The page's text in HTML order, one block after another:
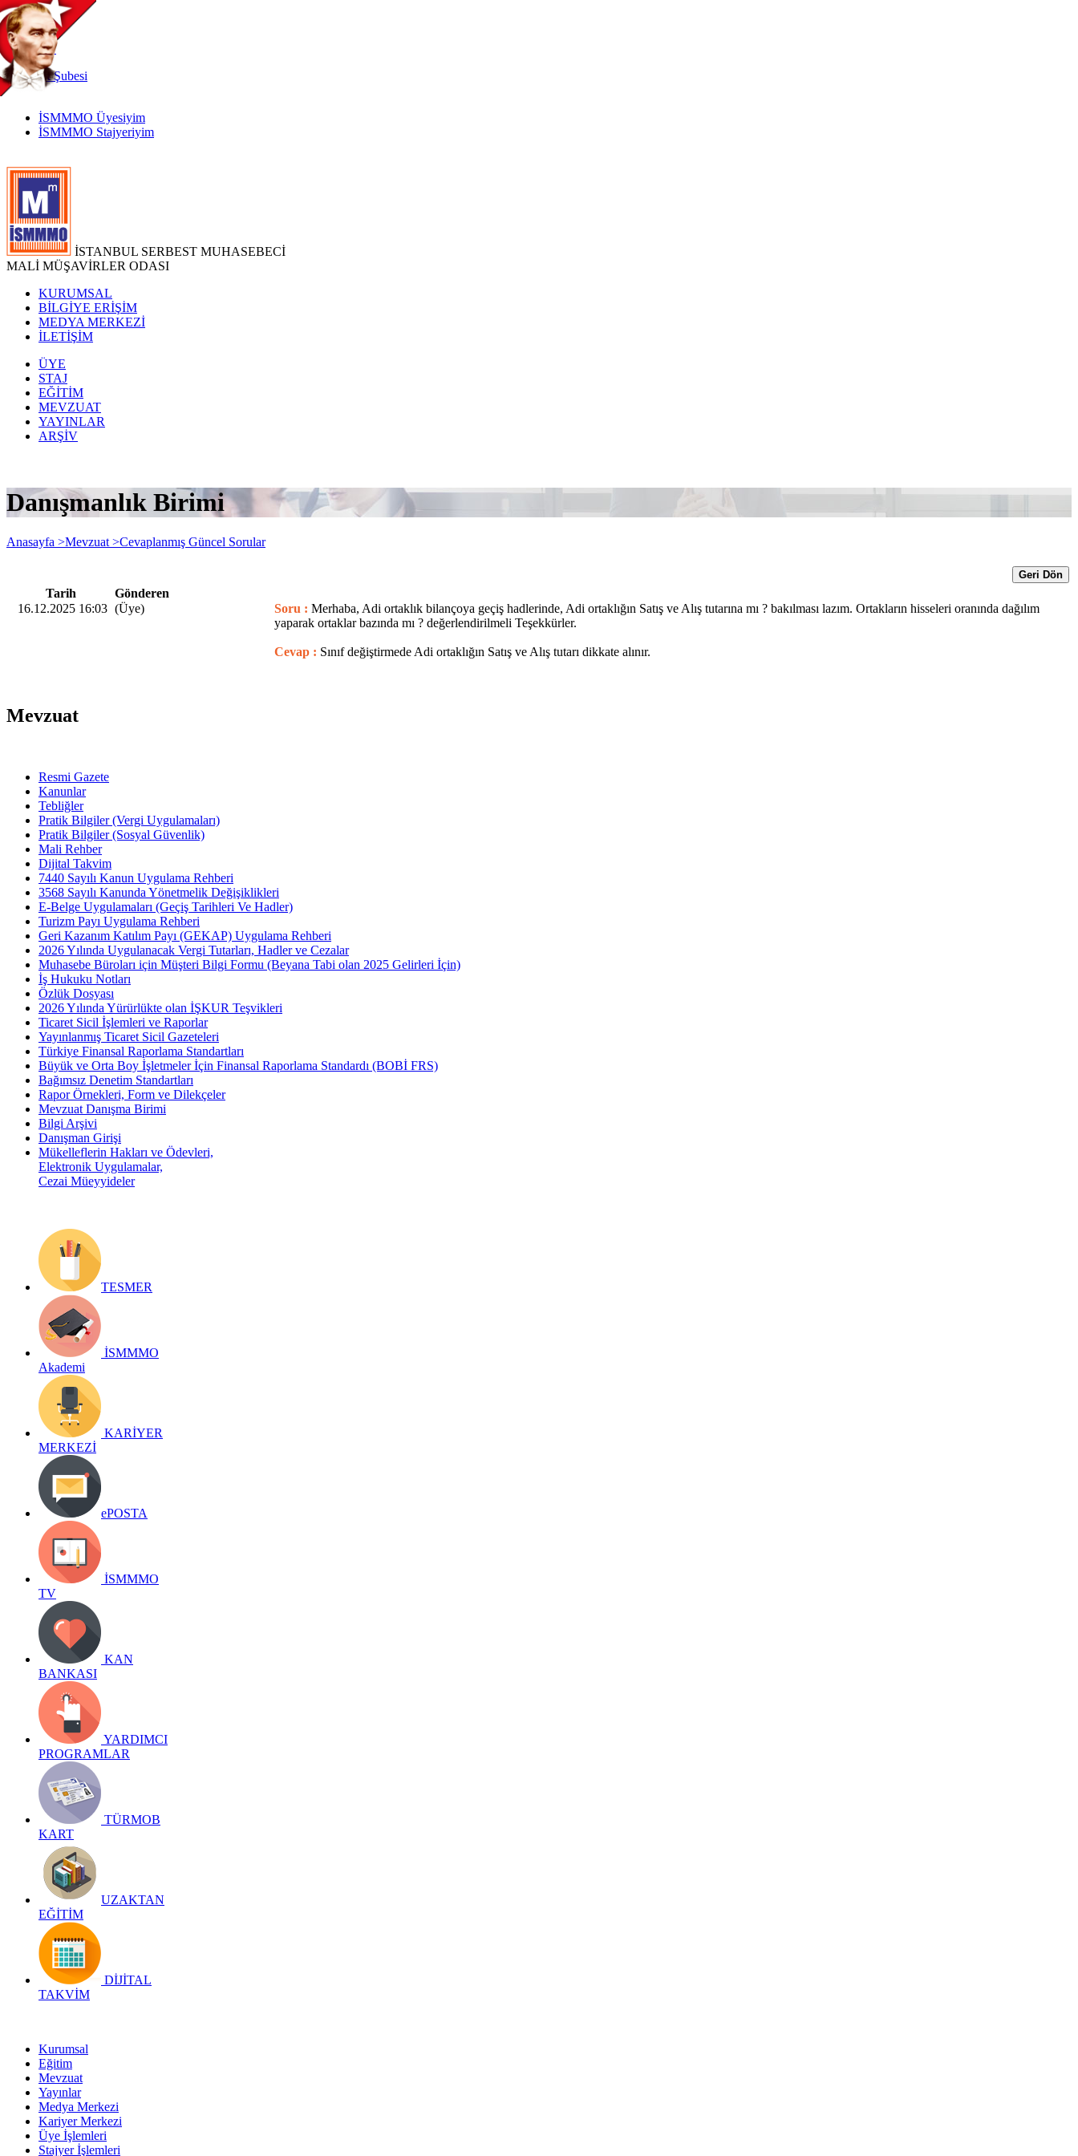
TR
|
EN
İnternetŞubesi
İSMMMO Üyesiyim
İSMMMO Stajyeriyim
İSTANBUL SERBEST MUHASEBECİ
MALİ MÜŞAVİRLER ODASI
KURUMSAL
BİLGİYE ERİŞİM
MEDYA MERKEZİ
İLETİŞİM
ÜYE
STAJ
EĞİTİM
MEVZUAT
YAYINLAR
ARŞİV
Danışmanlık Birimi
Anasayfa >Mevzuat >Cevaplanmış Güncel Sorular
Geri Dön
Tarih
Gönderen
16.12.2025 16:03 (Üye) Soru : Merhaba, Adi ortaklık bilançoya geçiş hadlerinde, Adi ortaklığın Satış ve Alış tutarına mı ? bakılması lazım. Ortakların hisseleri oranında dağılım
yaparak ortaklar bazında mı ? değerlendirilmeli Teşekkürler.
Cevap : Sınıf değiştirmede Adi ortaklığın Satış ve Alış tutarı dikkate alınır.
Mevzuat
Resmi Gazete
Kanunlar
Tebliğler
Pratik Bilgiler (Vergi Uygulamaları)
Pratik Bilgiler (Sosyal Güvenlik)
Mali Rehber
Dijital Takvim
7440 Sayılı Kanun Uygulama Rehberi
3568 Sayılı Kanunda Yönetmelik Değişiklikleri
E-Belge Uygulamaları (Geçiş Tarihleri Ve Hadler)
Turizm Payı Uygulama Rehberi
Geri Kazanım Katılım Payı (GEKAP) Uygulama Rehberi
2026 Yılında Uygulanacak Vergi Tutarları, Hadler ve Cezalar
Muhasebe Büroları için Müşteri Bilgi Formu (Beyana Tabi olan 2025 Gelirleri İçin)
İş Hukuku Notları
Özlük Dosyası
2026 Yılında Yürürlükte olan İŞKUR Teşvikleri
Ticaret Sicil İşlemleri ve Raporlar
Yayınlanmış Ticaret Sicil Gazeteleri
Türkiye Finansal Raporlama Standartları
Büyük ve Orta Boy İşletmeler İçin Finansal Raporlama Standardı (BOBİ FRS)
Bağımsız Denetim Standartları
Rapor Örnekleri, Form ve Dilekçeler
Mevzuat Danışma Birimi
Bilgi Arşivi
Danışman Girişi
Mükelleflerin Hakları ve Ödevleri,
Elektronik Uygulamalar,
Cezai Müeyyideler
TESMER
İSMMMO
Akademi
KARİYER
MERKEZİ
ePOSTA
İSMMMO
TV
KAN
BANKASI
YARDIMCI
PROGRAMLAR
TÜRMOB
KART
UZAKTAN
EĞİTİM
DİJİTAL
TAKVİM
Kurumsal
Eğitim
Mevzuat
Yayınlar
Medya Merkezi
Kariyer Merkezi
Üye İşlemleri
Stajyer İşlemleri